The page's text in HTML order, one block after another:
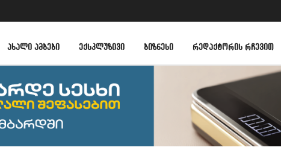
ᲐᲮᲐᲚᲘ ᲐᲛᲑᲔᲑᲘ ᲔᲥᲡᲙᲚᲣᲖᲘᲕᲘ ᲑᲘᲖᲜᲔᲡᲘ ᲠᲔᲓᲐᲥᲢᲝᲠᲘᲡ ᲠᲩᲔᲕᲘᲗ